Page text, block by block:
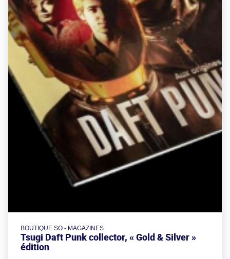
BOUTIQUE SO - MAGAZINES
Tsugi Daft Punk collector, « Gold & Silver »
édition